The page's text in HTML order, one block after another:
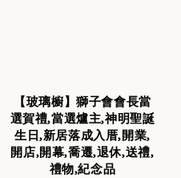
【玻璃櫥】獅子會會長當
選賀禮,當選爐主,神明聖誕
生日,新居落成入厝,開業,
開店,開幕,喬遷,退休,送禮,
禮物,紀念品